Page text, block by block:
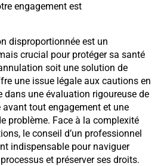
engagement est
disproportionnée est un
crucial pour protéger sa santé
soit une solution de
une issue légale aux cautions en
dans une évaluation rigoureuse de
tout engagement et une
problème. Face à la complexité
le conseil d’un professionnel
indispensable pour naviguer
et préserver ses droits.